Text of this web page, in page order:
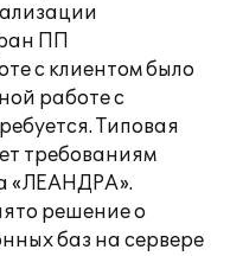
ПП
с клиентом было
работе с
Типовая
требованиям
«ЛЕАНДРА».
решение о
баз на сервере